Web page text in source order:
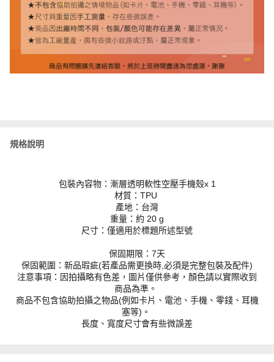
規格說明
包裝內容物：漸層透明軟性空壓手機殼x 1
材質：TPU
產地：台灣
重量：約 20 g
尺寸：僅適用於標題所述型號
保固期限：7天
保固範圍：新品瑕疵(若產品需更換時,必須是完整包裝及配件)
注意事項：因拍攝略有色差，圖片僅供參考，顏色請以實際收到
商品為準。
商品不包含協助拍攝之物品(例如卡片、電池、手機、零錢、耳機
塞等)。
長度、寬度尺寸會有些微誤差